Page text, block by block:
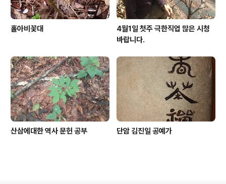
홀아비꽃대
4월1일 첫주 극한직업 많은 시청
바랍니다.
산삼에대한 역사 문헌 공부 단암 김진일 공예가